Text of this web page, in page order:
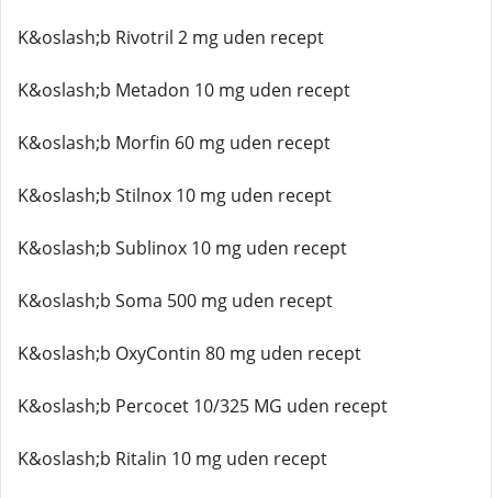
K&oslash;b Rivotril 2 mg uden recept
K&oslash;b Metadon 10 mg uden recept
K&oslash;b Morfin 60 mg uden recept
K&oslash;b Stilnox 10 mg uden recept
K&oslash;b Sublinox 10 mg uden recept
K&oslash;b Soma 500 mg uden recept
K&oslash;b OxyContin 80 mg uden recept
K&oslash;b Percocet 10/325 MG uden recept
K&oslash;b Ritalin 10 mg uden recept